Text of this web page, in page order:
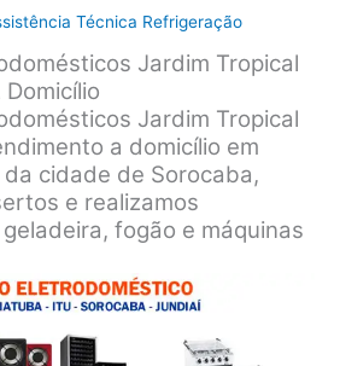
Técnica Refrigeração
Jardim Tropical
Domicílio
Jardim Tropical
a domicílio em
cidade de Sorocaba,
e realizamos
fogão e máquinas